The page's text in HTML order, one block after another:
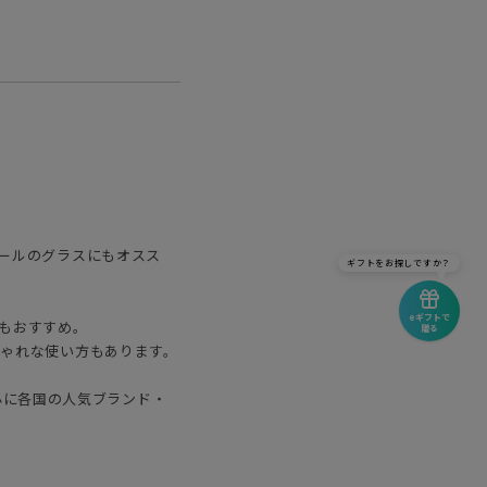
ルのグラスにもオスス
すすめ。
な使い方もあります。
各国の人気ブランド・
eギフトで
贈る
ギフトをお探しですか？